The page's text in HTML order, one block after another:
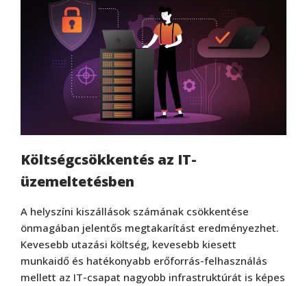
Költségcsökkentés az IT-
üzemeltetésben
A helyszíni kiszállások számának csökkentése
önmagában jelentős megtakarítást eredményezhet.
Kevesebb utazási költség, kevesebb kiesett
munkaidő és hatékonyabb erőforrás-felhasználás
mellett az IT-csapat nagyobb infrastruktúrát is képes